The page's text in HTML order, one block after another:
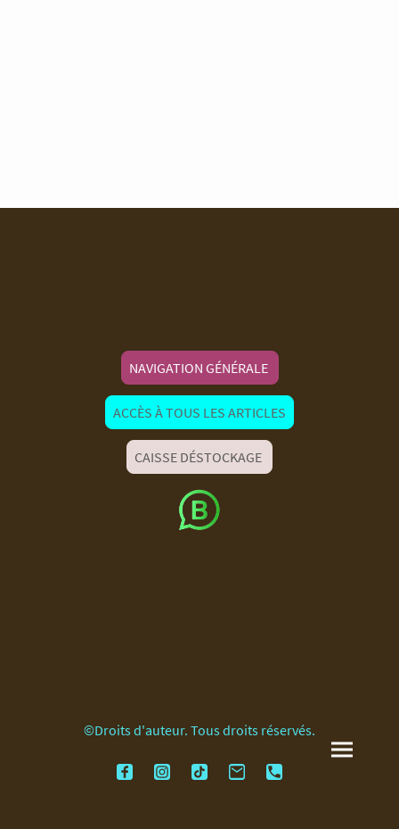
NAVIGATION GÉNÉRALE
ACCÈS À TOUS LES ARTICLES
CAISSE DÉSTOCKAGE
©Droits d'auteur. Tous droits réservés.